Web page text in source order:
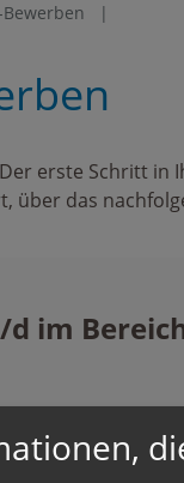
erste Schritt in
über das